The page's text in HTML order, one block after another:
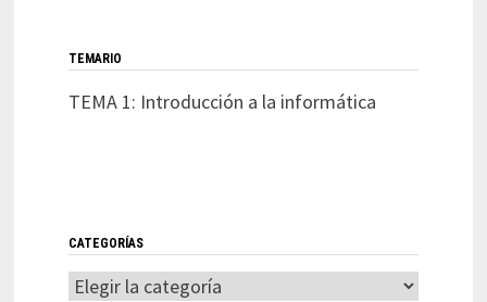
TEMARIO
TEMA 1: Introducción a la informática
CATEGORÍAS
Categorías